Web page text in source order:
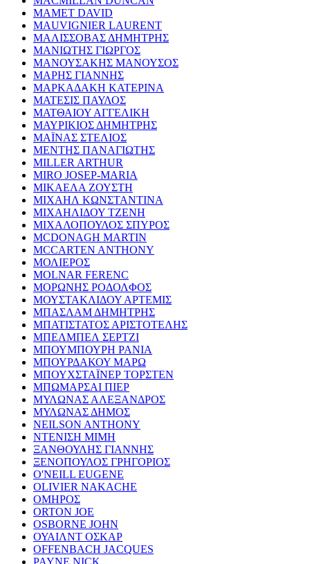
MAMET DAVID
MAUVIGNIER LAURENT
ΜΑΛΙΣΣΟΒΑΣ ΔΗΜΗΤΡΗΣ
ΜΑΝΙΩΤΗΣ ΓΙΩΡΓΟΣ
ΜΑΝΟΥΣΑΚΗΣ ΜΑΝΟΥΣΟΣ
ΜΑΡΗΣ ΓΙΑΝΝΗΣ
ΜΑΡΚΑΔΑΚΗ ΚΑΤΕΡΙΝΑ
ΜΑΤΕΣΙΣ ΠΑΥΛΟΣ
ΜΑΤΘΑΙΟΥ ΑΓΓΕΛΙΚΗ
ΜΑΥΡΙΚΙΟΣ ΔΗΜΗΤΡΗΣ
ΜΑΪΝΑΣ ΣΤΕΛΙΟΣ
ΜΕΝΤΗΣ ΠΑΝΑΓΙΩΤΗΣ
MILLER ARTHUR
MIRO JOSEP-MARIA
ΜΙΚΑΕΛΑ ΖΟΥΣΤΗ
ΜΙΧΑΗΛ ΚΩΝΣΤΑΝΤΙΝΑ
ΜΙΧΑΗΛΙΔΟΥ ΤΖΕΝΗ
ΜΙΧΑΛΟΠΟΥΛΟΣ ΣΠΥΡΟΣ
MCDONAGH MARTIN
MCCARTEN ANTHONY
ΜΟΛΙΕΡΟΣ
MOLNAR FERENC
ΜΟΡΩΝΗΣ ΡΟΔΟΛΦΟΣ
ΜΟΥΣΤΑΚΛΙΔΟΥ ΑΡΤΕΜΙΣ
ΜΠΑΣΛΑΜ ΔΗΜΗΤΡΗΣ
ΜΠΑΤΙΣΤΑΤΟΣ ΑΡΙΣΤΟΤΕΛΗΣ
ΜΠΕΛΜΠΕΛ ΣΕΡΤΖΙ
ΜΠΟΥΜΠΟΥΡΗ ΡΑΝΙΑ
ΜΠΟΥΡΔΑΚΟΥ ΜΑΡΩ
ΜΠΟΥΧΣΤΑΪΝΕΡ ΤΟΡΣΤΕΝ
ΜΠΩΜΑΡΣΑΙ ΠΙΕΡ
ΜΥΛΩΝΑΣ ΑΛΕΞΑΝΔΡΟΣ
ΜΥΛΩΝΑΣ ΔΗΜΟΣ
NEILSON ANTHONY
ΝΤΕΝΙΣΗ ΜΙΜΗ
ΞΑΝΘΟΥΛΗΣ ΓΙΑΝΝΗΣ
ΞΕΝΟΠΟΥΛΟΣ ΓΡΗΓΟΡΙΟΣ
O'NEILL EUGENE
OLIVIER NAKACHE
ΟΜΗΡΟΣ
ORTON JOE
OSBORNE JOHN
ΟΥΑΙΛΝΤ ΟΣΚΑΡ
OFFENBACH JACQUES
PAYNE NICK